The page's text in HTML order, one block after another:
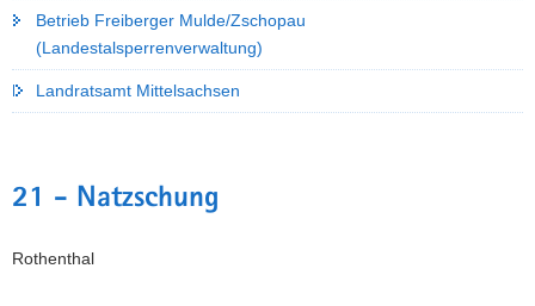
Betrieb Freiberger Mulde/Zschopau
(Landestalsperrenverwaltung)
Landratsamt Mittelsachsen
21 - Natzschung
Rothenthal